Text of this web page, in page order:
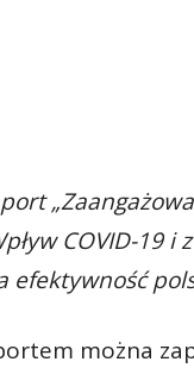
COVID-19 i
efektywność
można